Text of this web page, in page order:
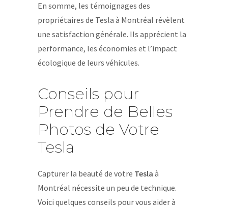
En somme, les témoignages des
propriétaires de Tesla à Montréal révèlent
une satisfaction générale. Ils apprécient la
performance, les économies et l’impact
écologique de leurs véhicules.
Conseils pour
Prendre de Belles
Photos de Votre
Tesla
Capturer la beauté de votre Tesla à
Montréal nécessite un peu de technique.
Voici quelques conseils pour vous aider à